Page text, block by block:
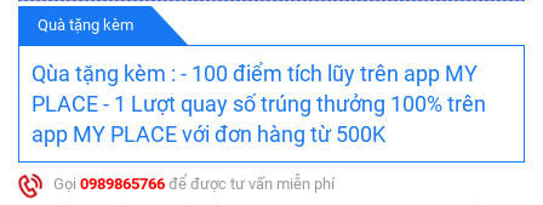
Quà tặng kèm
Qùa tặng kèm : - 100 điểm tích lũy trên app MY
PLACE - 1 Lượt quay số trúng thưởng 100% trên
app MY PLACE với đơn hàng từ 500K
Gọi 0989865766 để được tư vấn miễn phí